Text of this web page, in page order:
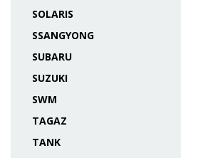
SOLARIS
SSANGYONG
SUBARU
SUZUKI
SWM
TAGAZ
TANK